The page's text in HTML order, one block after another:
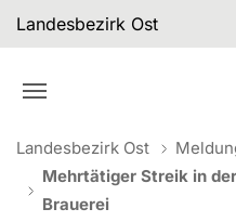
Skip to main navigation
Skip to main content
Skip to page footer
Landesbezirk Ost
You are here:
Landesbezirk Ost
Mehrtätiger Streik in
Brauerei